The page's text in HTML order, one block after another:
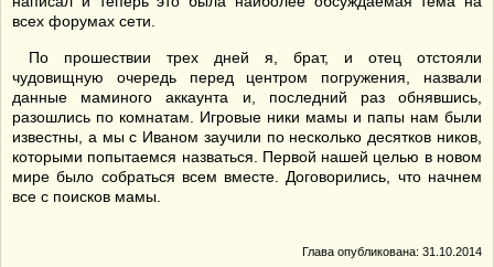
всех форумах сети.
По прошествии трех дней я, брат, и отец отстояли
чудовищную очередь перед центром погружения, назвали
данные маминого аккаунта и, последний раз обнявшись,
разошлись по комнатам. Игровые ники мамы и папы нам были
известны, а мы с Иваном заучили по несколько десятков ников,
которыми попытаемся назваться. Первой нашей целью в новом
мире было собраться всем вместе. Договорились, что начнем
все с поисков мамы.
Глава опубликована: 31.10.2014